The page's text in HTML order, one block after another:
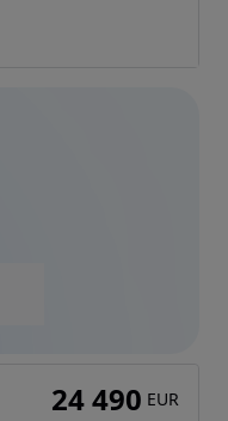
24 490 EUR